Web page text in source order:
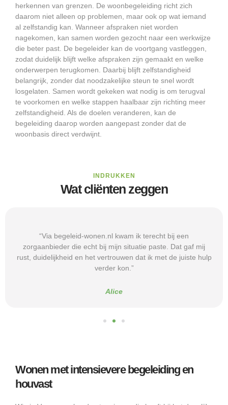
herkennen van grenzen. De woonbegeleiding richt zich
daarom niet alleen op problemen, maar ook op wat iemand
al zelfstandig kan. Wanneer afspraken niet worden
nagekomen, kan samen worden gezocht naar een werkwijze
die beter past. De begeleider kan de voortgang vastleggen,
zodat duidelijk blijft welke afspraken zijn gemaakt en welke
onderwerpen terugkomen. Daarbij blijft zelfstandigheid
belangrijk, zonder dat noodzakelijke steun te snel wordt
losgelaten. Samen wordt gekeken wat nodig is om terugval
te voorkomen en welke stappen haalbaar zijn richting meer
zelfstandigheid. Als de doelen veranderen, kan de
begeleiding daarop worden aangepast zonder dat de
woonbasis direct verdwijnt.
INDRUKKEN
Wat cliënten zeggen
“Via begeleid-wonen.nl kwam ik terecht bij een
zorgaanbieder die echt bij mijn situatie paste. Dat gaf mij
rust, duidelijkheid en het vertrouwen dat ik met de juiste hulp
verder kon.”
Alice
Wonen met intensievere begeleiding en
houvast